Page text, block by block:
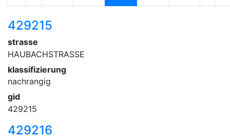
429215
strasse
HAUBACHSTRASSE
klassifizierung
nachrangig
gid
429215
429216